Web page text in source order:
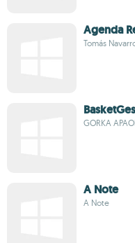
Agenda
Tomás
GORKA
A Note
A Note